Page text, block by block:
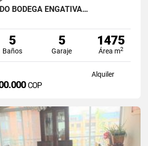
BODEGA ENGATIVÁ…
5
Baños
5
Garaje
1475
Área m2
Alquiler
COP